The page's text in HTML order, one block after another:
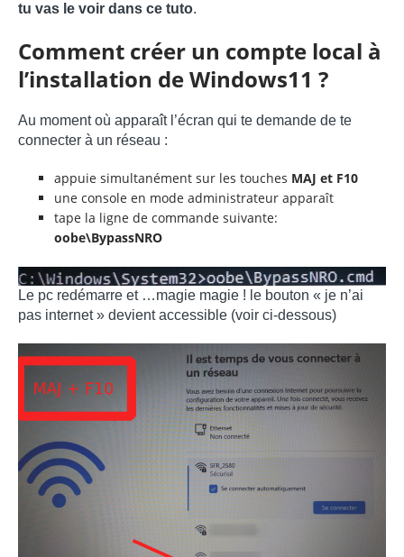
tu vas le voir dans ce tuto.
Comment créer un compte local à
l’installation de Windows11 ?
Au moment où apparaît l’écran qui te demande de te
connecter à un réseau :
appuie simultanément sur les touches MAJ et F10
une console en mode administrateur apparaît
tape la ligne de commande suivante:
oobe\BypassNRO
Le pc redémarre et …magie magie ! le bouton « je n’ai
pas internet » devient accessible (voir ci-dessous)